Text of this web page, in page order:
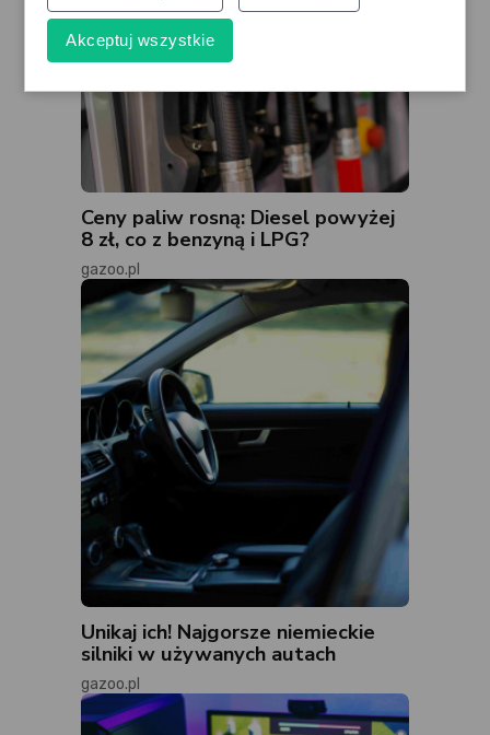
Ceny paliw rosną: Diesel powyżej
8 zł, co z benzyną i LPG?
gazoo.pl
Unikaj ich! Najgorsze niemieckie
silniki w używanych autach
gazoo.pl
Akceptuj wszystkie